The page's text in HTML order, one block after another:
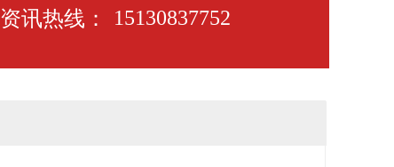
资讯热线： 15130837752